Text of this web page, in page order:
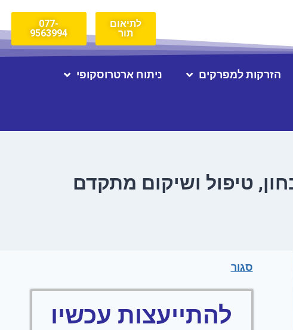
לתיאום
תור
077-
9563994
הזרקות למפרקים ניתוח ארטרוסקופי
טיפול ושיקום מתקדם
סגור
להתייעצות עכשיו